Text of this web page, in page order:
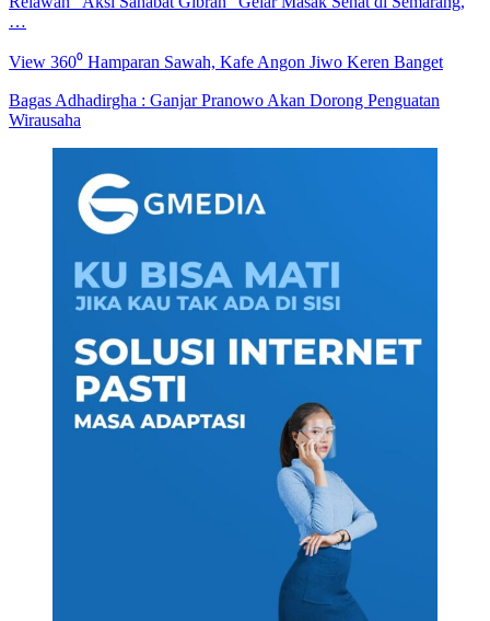
…
View 360⁰ Hamparan Sawah, Kafe Angon Jiwo Keren Banget
Bagas Adhadirgha : Ganjar Pranowo Akan Dorong Penguatan
Wirausaha